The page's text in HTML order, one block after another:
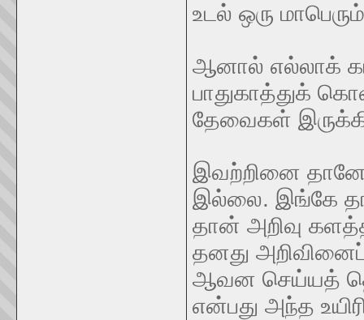
உடல் ஒரு
ஆனால் எல்லாக்
பாதுகாத்துக்
தேவைகள்
இவற்றினை தானே
இல்லை. இங்கே
தான் அறிவு
தனது
ஆவன செய்யத்
என்பது அந்த